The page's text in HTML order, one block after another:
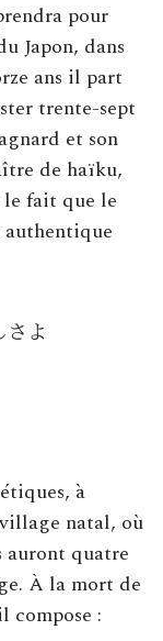
pour
Japon, dans
ans il part
trente-sept
et son
de haïku,
fait que le
à
natal, où
auront quatre
À la mort de
compose :